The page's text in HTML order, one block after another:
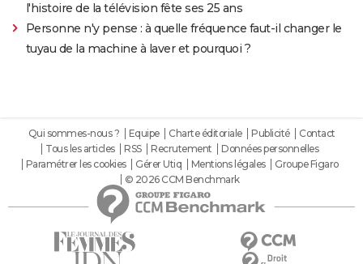
l'histoire de la télévision fête ses 25 ans
Personne n'y pense : à quelle fréquence faut-il changer le
tuyau de la machine à laver et pourquoi ?
Qui sommes-nous ? Equipe Charte éditoriale Publicité
Contact
Tous les articles
RSS Recrutement
Données personnelles
Paramétrer les cookies
Gérer Utiq Mentions légales
Groupe Figaro
© 2026 CCM Benchmark